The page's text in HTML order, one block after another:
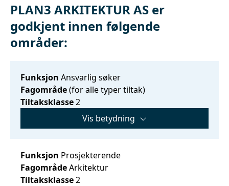
PLAN3 ARKITEKTUR AS er
godkjent innen følgende
områder:
Funksjon Ansvarlig søker
Fagområde(for alle typer tiltak)
Tiltaksklasse2
Vis betydning
Funksjon Prosjekterende
FagområdeArkitektur
Tiltaksklasse2